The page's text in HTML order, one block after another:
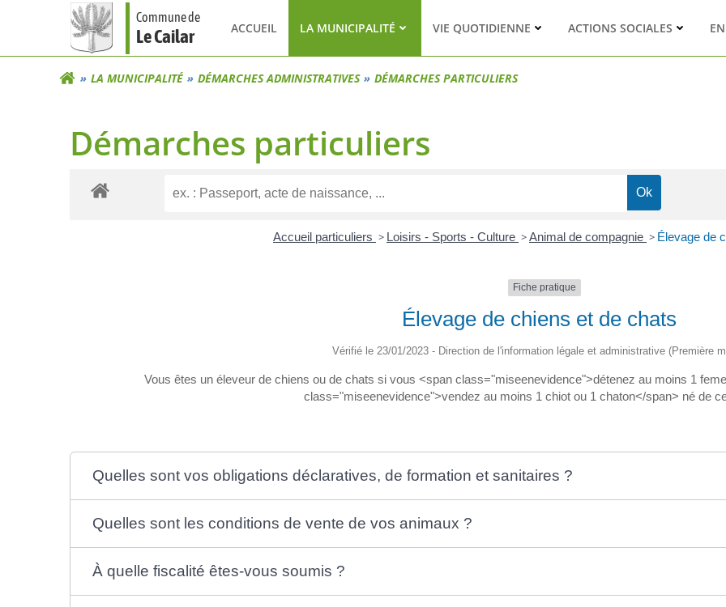
Commune de
Le Cailar ACCUEIL LA MUNICIPALITÉ VIE QUOTIDIENNE ACTIONS SOCIALES
LA MUNICIPALITÉ DÉMARCHES ADMINISTRATIVES DÉMARCHES PARTICULIERS
Démarches particuliers
Accueil particuliers > Loisirs - Sports - Culture >Animal de compagnie > Élevage de
Fiche pratique
Élevage de chiens et de chats
Vérifié le 23/01/2023 - Direction de l'information légale et administrative (Première
Vous êtes un éleveur de chiens ou de chats si vous <span class="miseenevidence">détenez au moins 1
class="miseenevidence">vendez au moins 1 chiot ou 1 chaton</span> né de
Quelles sont vos obligations déclaratives, de formation et sanitaires ?
Quelles sont les conditions de vente de vos animaux ?
À quelle fiscalité êtes-vous soumis ?